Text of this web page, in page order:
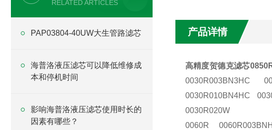
RELATED ARTICLES
PAP03804-40UW大生管路滤芯
海普洛液压滤芯可以降低维修成
本和停机时间
影响海普洛液压滤芯使用时长的
因素有哪些？
产品详情
高精度贺德克滤芯
0030R003BN3HC
0030R010BN4HC
0030R020W
0060R